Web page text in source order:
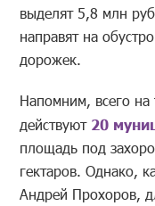
выделят 5,8 млн
направят на
дорожек.
Напомним, всего
действуют 20
площадь под
гектаров. Однако,
Андрей Прохоров,